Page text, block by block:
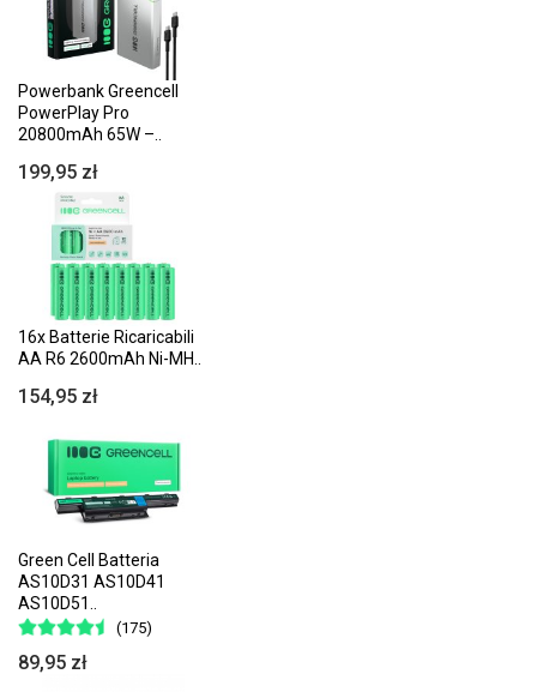
Powerbank Greencell
PowerPlay Pro
20800mAh 65W –..
199,95 zł
16x Batterie Ricaricabili
AA R6 2600mAh Ni-MH..
154,95 zł
Green Cell Batteria
AS10D31 AS10D41
AS10D51..
(175)
89,95 zł